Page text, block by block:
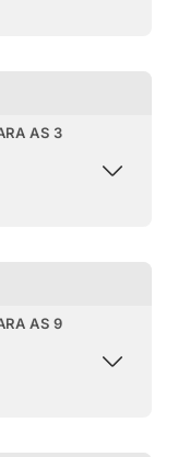
AS 3
AS 9